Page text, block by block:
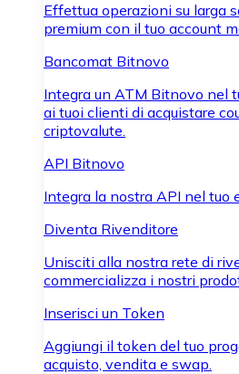
Effettua operazioni su larga
premium con il tuo account
Bancomat Bitnovo
Integra un ATM Bitnovo nel
ai tuoi clienti di acquistare
criptovalute.
API Bitnovo
Integra la nostra API nel tuo
Diventa Rivenditore
Unisciti alla nostra rete di
commercializza i nostri
Inserisci un Token
Aggiungi il token del tuo
acquisto, vendita e swap.